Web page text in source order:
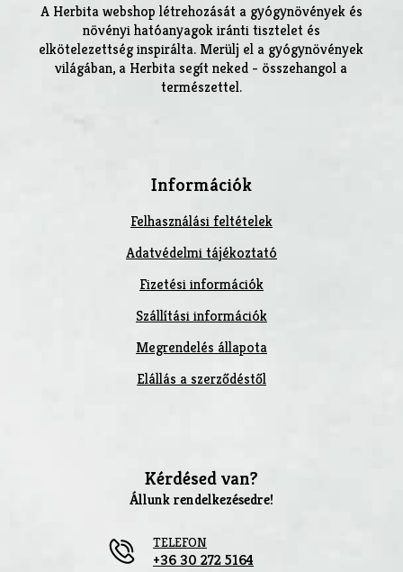
A Herbita webshop létrehozását a gyógynövények és
növényi hatóanyagok iránti tisztelet és
elkötelezettség inspirálta. Merülj el a gyógynövények
világában, a Herbita segít neked - összehangol a
természettel.
Információk
Felhasználási feltételek
Adatvédelmi tájékoztató
Fizetési információk
Szállítási információk
Megrendelés állapota
Elállás a szerződéstől
Kérdésed van?
Állunk rendelkezésedre!
TELEFON
+36 30 272 5164